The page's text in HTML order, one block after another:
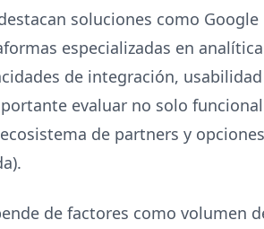
soluciones como
especializadas en
de integración,
evaluar no solo
de partners y
de factores como volumen